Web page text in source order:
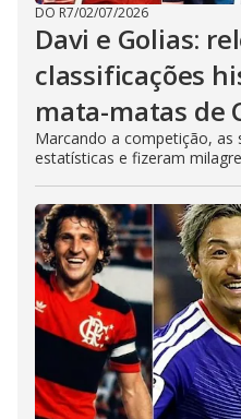
DO R7/02/07/2026
Davi e Golias:
classificações
mata-matas de
Marcando a competição, as
estatísticas e fizeram